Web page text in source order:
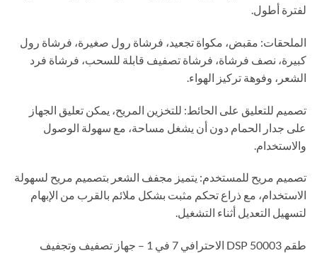
لفترة أطول.
الملحقات: مقبض، مكواة تجعيد، فرشاة رول صغيرة، فرشاة رول
كبيرة، نصف فرشاة، فرشاة تصفيف قابلة للسحب، فرشاة فرد
الشعر، وفوهة تركيز الهواء.
تصميم للتعليق على الحائط: للتخزين المريح، يمكن تعليق الجهاز
على جدار الحمام دون أن يشغل مساحة، مع سهولة الوصول
والاستخدام.
تصميم مريح للمستخدم: يتميز مجفف الشعر بتصميم مريح لسهولة
الاستخدام، مع ذراع تحكم مثبت بشكل ملائم بالقرب من الإبهام
لتسهيل التعديل أثناء التشغيل.
طقم DSP 50003 الاحترافي 7 في 1 – جهاز تصفيف وتجفيف